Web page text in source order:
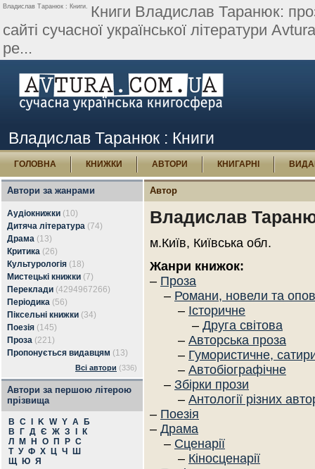
Владислав Таранюк : Книги. Книги Владислав Таранюк:
сайті сучасної української літератури
ре...
Владислав Таранюк : Книги
ГОЛОВНА КНИЖКИ АВТОРИ КНИГАРНІ
Автори за жанрами
Аудіокнижки (10)
Дитяча література (74)
Драма (13)
Критика (26)
Культурологія (18)
Мистецькі книжки (7)
Переклади (4294967266)
Періодика (56)
Піксельні книжки (34)
Поезія (145)
Проза (221)
Пропонується видавцям (13)
Всі автори (336)
Автори за першою літерою
прізвища
B C K W Y А
Б
В
Г Д Є Ж З
К
Л
М Н О П Р С
Т У Ф Х Ц Ч
Ш
Щ
Ю Я
Автор
Владислав
м.Київ, Київська обл.
Жанри книжок:
– Проза
– Романи, новели та
– Історичне
– Друга світова
– Авторська проза
– Гумористичне,
– Автобіографічне
– Збірки прози
– Антології різних
– Поезія
– Драма
– Сценарії
– Кіносценарії